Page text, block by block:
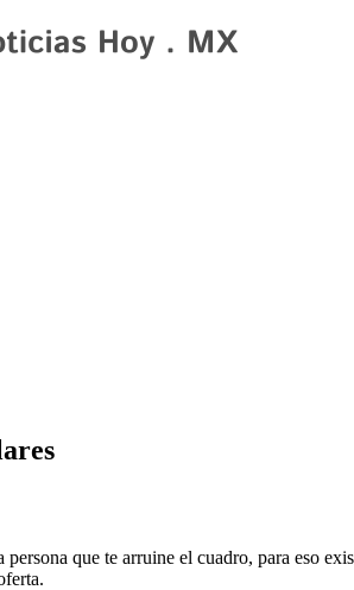
que te arruine el cuadro, para eso